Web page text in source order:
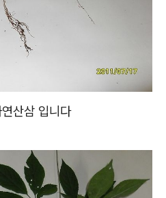
산삼 입니다